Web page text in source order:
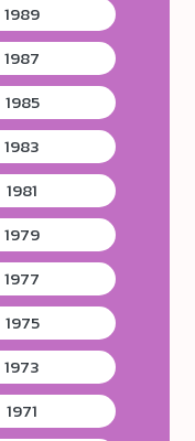
1989
1987
1985
1983
1981
1979
1977
1975
1973
1971